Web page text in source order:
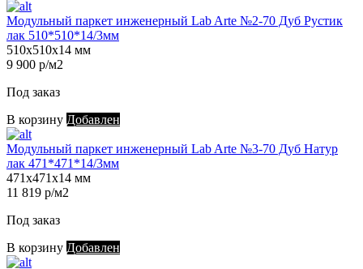
Модульный паркет инженерный Lab Arte №2-70 Дуб Рустик
лак 510*510*14/3мм
510х510х14 мм
9 900 р/м2
Под заказ
В корзину Добавлен
Модульный паркет инженерный Lab Arte №3-70 Дуб Натур
лак 471*471*14/3мм
471х471х14 мм
11 819 р/м2
Под заказ
В корзину Добавлен